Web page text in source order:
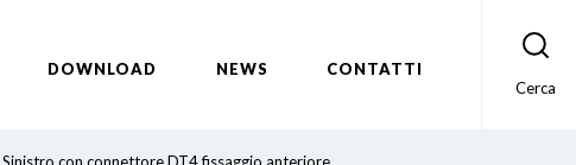
DOWNLOAD NEWS
CONTATTI
Cerca